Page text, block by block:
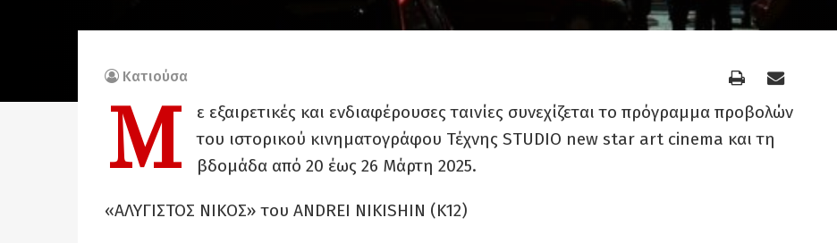
Κατιούσα
Μ
ε εξαιρετικές και ενδιαφέρουσες ταινίες συνεχίζεται το πρόγραμμα προβολών
του ιστορικού κινηματογράφου Τέχνης STUDIO new star art cinema και τη
βδομάδα από 20 έως 26 Μάρτη 2025.
«AΛΥΓΙΣΤΟΣ ΝΙΚΟΣ» του ANDREI NIKISHIN (Κ12)